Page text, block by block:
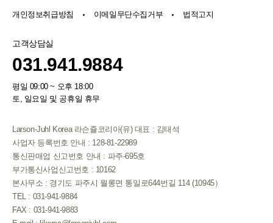
개인정보취급방침 이메일무단수집거부 법적고지
고객상담실
031.941.9884
평일 09:00 ~ 오후 18:00
토, 일요일 및 공휴일 휴무
Larson-Juhl Korea 라슨쥴코리아(유) 대표 : 김태석
사업자 등록번호 안내 : 128-81-22989
통신판매업 신고번호 안내 : 파주-695호
부가통신사업신고번호 : 10162
본사무소 : 경기도 파주시 월롱면 통일로644번길 114 (10945）
TEL : 031-941-9884
FAX : 031-941-9883